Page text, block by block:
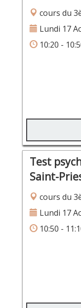
cours du
Lundi 17
10:20 -
Test
Saint-
cours du
Lundi 17
10:50 -